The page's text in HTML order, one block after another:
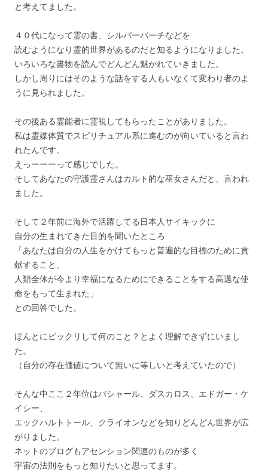
と考えてました。
４０代になって霊の書、シルバーバーチなどを
読むようになり霊的世界があるのだと知るようになりました。
いろいろな書物を読んでどんどん魅かれていきました。
しかし周りにはそのような話をする人もいなくて変わり者のよ
うに見られました。
その後ある霊能者に霊視してもらったことがありました。
私は霊媒体質でスピリチュアル系に進むのが向いていると言わ
れたんです。
えっーーーって感じでした。
そしてあなたの守護霊さんはカルト的な巫女さんだと、言われ
ました。
そして２年前に海外で活躍してる日本人サイキックに
自分の生まれてきた目的を聞いたところ
「あなたは自分の人生をかけてもっと普遍的な目標のために貢
献すること、
人類全体が今より幸福になるためにできることをする高邁な使
命をもって生まれた」
との回答でした。
ほんとにビックリして何のこと？とよく理解できずにいまし
た。
（自分の存在価値について無いに等しいと考えていたので）
そんな中ここ２年位はバシャール、ダスカロス、エドガー・ケ
イシー、
エックハルトトール、クライオンなどを知りどんどん世界が広
がりました。
ネットのブログもアセンション関連のものが多く
宇宙の法則をもっと知りたいと思ってます。